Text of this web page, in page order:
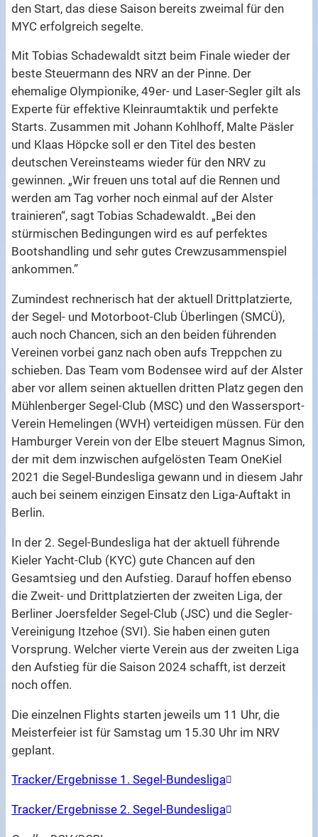
den Start, das diese Saison bereits zweimal für den
MYC erfolgreich segelte.
Mit Tobias Schadewaldt sitzt beim Finale wieder der
beste Steuermann des NRV an der Pinne. Der
ehemalige Olympionike, 49er- und Laser-Segler gilt als
Experte für effektive Kleinraumtaktik und perfekte
Starts. Zusammen mit Johann Kohlhoff, Malte Päsler
und Klaas Höpcke soll er den Titel des besten
deutschen Vereinsteams wieder für den NRV zu
gewinnen. „Wir freuen uns total auf die Rennen und
werden am Tag vorher noch einmal auf der Alster
trainieren“, sagt Tobias Schadewaldt. „Bei den
stürmischen Bedingungen wird es auf perfektes
Bootshandling und sehr gutes Crewzusammenspiel
ankommen.”
Zumindest rechnerisch hat der aktuell Drittplatzierte,
der Segel- und Motorboot-Club Überlingen (SMCÜ),
auch noch Chancen, sich an den beiden führenden
Vereinen vorbei ganz nach oben aufs Treppchen zu
schieben. Das Team vom Bodensee wird auf der Alster
aber vor allem seinen aktuellen dritten Platz gegen den
Mühlenberger Segel-Club (MSC) und den Wassersport-
Verein Hemelingen (WVH) verteidigen müssen. Für den
Hamburger Verein von der Elbe steuert Magnus Simon,
der mit dem inzwischen aufgelösten Team OneKiel
2021 die Segel-Bundesliga gewann und in diesem Jahr
auch bei seinem einzigen Einsatz den Liga-Auftakt in
Berlin.
In der 2. Segel-Bundesliga hat der aktuell führende
Kieler Yacht-Club (KYC) gute Chancen auf den
Gesamtsieg und den Aufstieg. Darauf hoffen ebenso
die Zweit- und Drittplatzierten der zweiten Liga, der
Berliner Joersfelder Segel-Club (JSC) und die Segler-
Vereinigung Itzehoe (SVI). Sie haben einen guten
Vorsprung. Welcher vierte Verein aus der zweiten Liga
den Aufstieg für die Saison 2024 schafft, ist derzeit
noch offen.
Die einzelnen Flights starten jeweils um 11 Uhr, die
Meisterfeier ist für Samstag um 15.30 Uhr im NRV
geplant.
Tracker/Ergebnisse 1. Segel-Bundesliga
Tracker/Ergebnisse 2. Segel-Bundesliga